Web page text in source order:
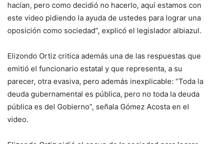
hacían, pero como decidió no hacerlo, aquí estamos con
este video pidiendo la ayuda de ustedes para lograr una
oposición como sociedad”, explicó el legislador albiazul.
Elizondo Ortiz critica además una de las respuestas que
emitió el funcionario estatal y que representa, a su
parecer, otra evasiva, pero además inexplicable: “Toda la
deuda gubernamental es pública, pero no toda la deuda
pública es del Gobierno”, señala Gómez Acosta en el
video.